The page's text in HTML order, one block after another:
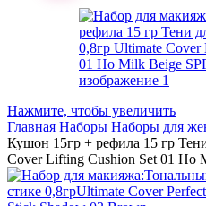
Нажмите, чтобы увеличить
Главная Наборы Наборы для
Кушон 15гр + рефила 15 гр
Cover Lifting Cushion Set 01 Ho